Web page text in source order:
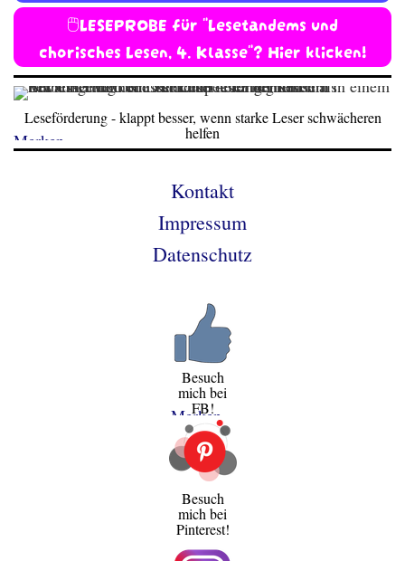
🖱️LESEPROBE für "Lesetandems und
chorisches Lesen, 4. Klasse"? Hier klicken!
Leseförderung - klappt besser, wenn starke Leser schwächeren
helfen
Merken
Kontakt
Impressum
Datenschutz
Besuch
mich bei
FB!
Merken
Besuch
mich bei
Pinterest!